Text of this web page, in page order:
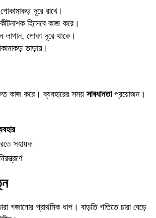
দূরে রাখে।
হিসেবে কাজ করে।
লাগান, পোকা দূরে থাকে।
তাড়ায়।
কাজ করে। ব্যবহারের সময় সাবধানতাপ্রয়োজন।
সহায়ক
গজানোর প্রাথমিক ধাপ। বাড়তি গতিতে চারা বেড়ে